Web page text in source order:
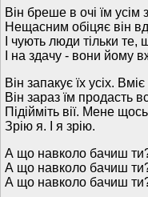
Він бреше в очі їм усім
Нещасним обіцяє він
І чують люди тільки те,
І на здачу - вони йому
Він запакує їх усіх. Вміє
Він зараз їм продасть
Підійміть вії. Мене
Зрію я. І я зрію.
А що навколо бачиш
А що навколо бачиш
А що навколо бачиш